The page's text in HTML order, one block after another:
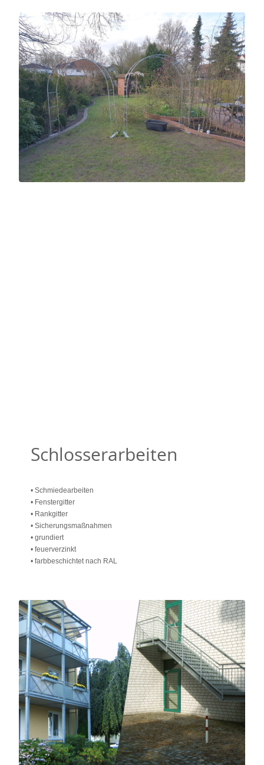
Schlosserarbeiten
• Schmiedearbeiten
• Fenstergitter
• Rankgitter
• Sicherungsmaßnahmen
• grundiert
• feuerverzinkt
• farbbeschichtet nach RAL